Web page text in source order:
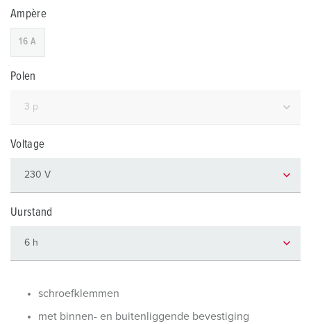
Ampère
16 A
Polen
Voltage
Uurstand
schroefklemmen
met binnen- en buitenliggende bevestiging